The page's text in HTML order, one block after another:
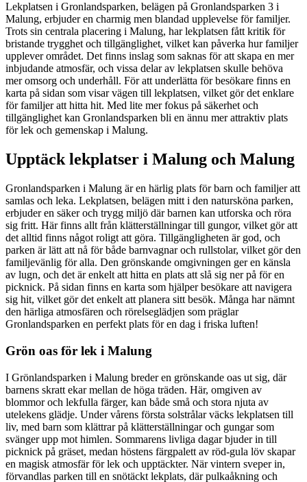
Lekplatsen i Gronlandsparken, belägen på Gronlandsparken 3 i
Malung, erbjuder en charmig men blandad upplevelse för familjer.
Trots sin centrala placering i Malung, har lekplatsen fått kritik för
bristande trygghet och tillgänglighet, vilket kan påverka hur familjer
upplever området. Det finns inslag som saknas för att skapa en mer
inbjudande atmosfär, och vissa delar av lekplatsen skulle behöva
mer omsorg och underhåll. För att underlätta för besökare finns en
karta på sidan som visar vägen till lekplatsen, vilket gör det enklare
för familjer att hitta hit. Med lite mer fokus på säkerhet och
tillgänglighet kan Gronlandsparken bli en ännu mer attraktiv plats
för lek och gemenskap i Malung.
Upptäck lekplatser i Malung och Malung
Gronlandsparken i Malung är en härlig plats för barn och familjer att
samlas och leka. Lekplatsen, belägen mitt i den natursköna parken,
erbjuder en säker och trygg miljö där barnen kan utforska och röra
sig fritt. Här finns allt från klätterställningar till gungor, vilket gör att
det alltid finns något roligt att göra. Tillgängligheten är god, och
parken är lätt att nå för både barnvagnar och rullstolar, vilket gör den
familjevänlig för alla. Den grönskande omgivningen ger en känsla
av lugn, och det är enkelt att hitta en plats att slå sig ner på för en
picknick. På sidan finns en karta som hjälper besökare att navigera
sig hit, vilket gör det enkelt att planera sitt besök. Många har nämnt
den härliga atmosfären och rörelseglädjen som präglar
Gronlandsparken en perfekt plats för en dag i friska luften!
Grön oas för lek i Malung
I Grönlandsparken i Malung breder en grönskande oas ut sig, där
barnens skratt ekar mellan de höga träden. Här, omgiven av
blommor och lekfulla färger, kan både små och stora njuta av
utelekens glädje. Under vårens första solstrålar väcks lekplatsen till
liv, med barn som klättrar på klätterställningar och gungar som
svänger upp mot himlen. Sommarens livliga dagar bjuder in till
picknick på gräset, medan höstens färgpalett av röd-gula löv skapar
en magisk atmosfär för lek och upptäckter. När vintern sveper in,
förvandlas parken till en snötäckt lekplats, där pulkaåkning och